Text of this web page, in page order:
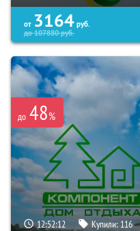
от 3164 руб.
до107880руб.
до 48%
12:52:10 Купили: 116